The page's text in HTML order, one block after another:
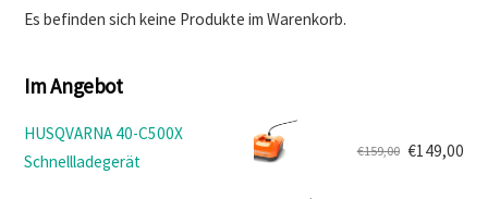
Es befinden sich keine Produkte im Warenkorb.
Im Angebot
HUSQVARNA 40-C500X
Schnellladegerät
€159,00
Ursprünglicher
€149,00
Aktueller